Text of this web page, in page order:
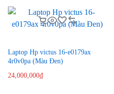
Laptop Hp victus 16-e0179ax
4r0v0pa (Màu Đen)
24,000,000₫